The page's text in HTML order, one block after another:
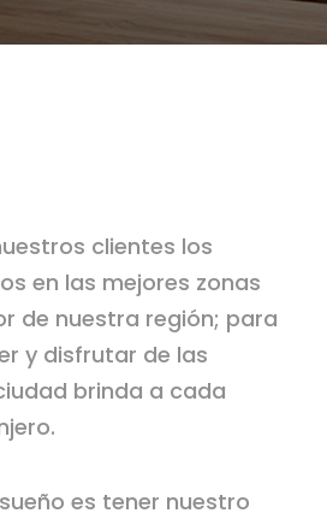
clientes los
en las mejores zonas
de nuestra región; para
y disfrutar de las
brinda a cada
es tener nuestro